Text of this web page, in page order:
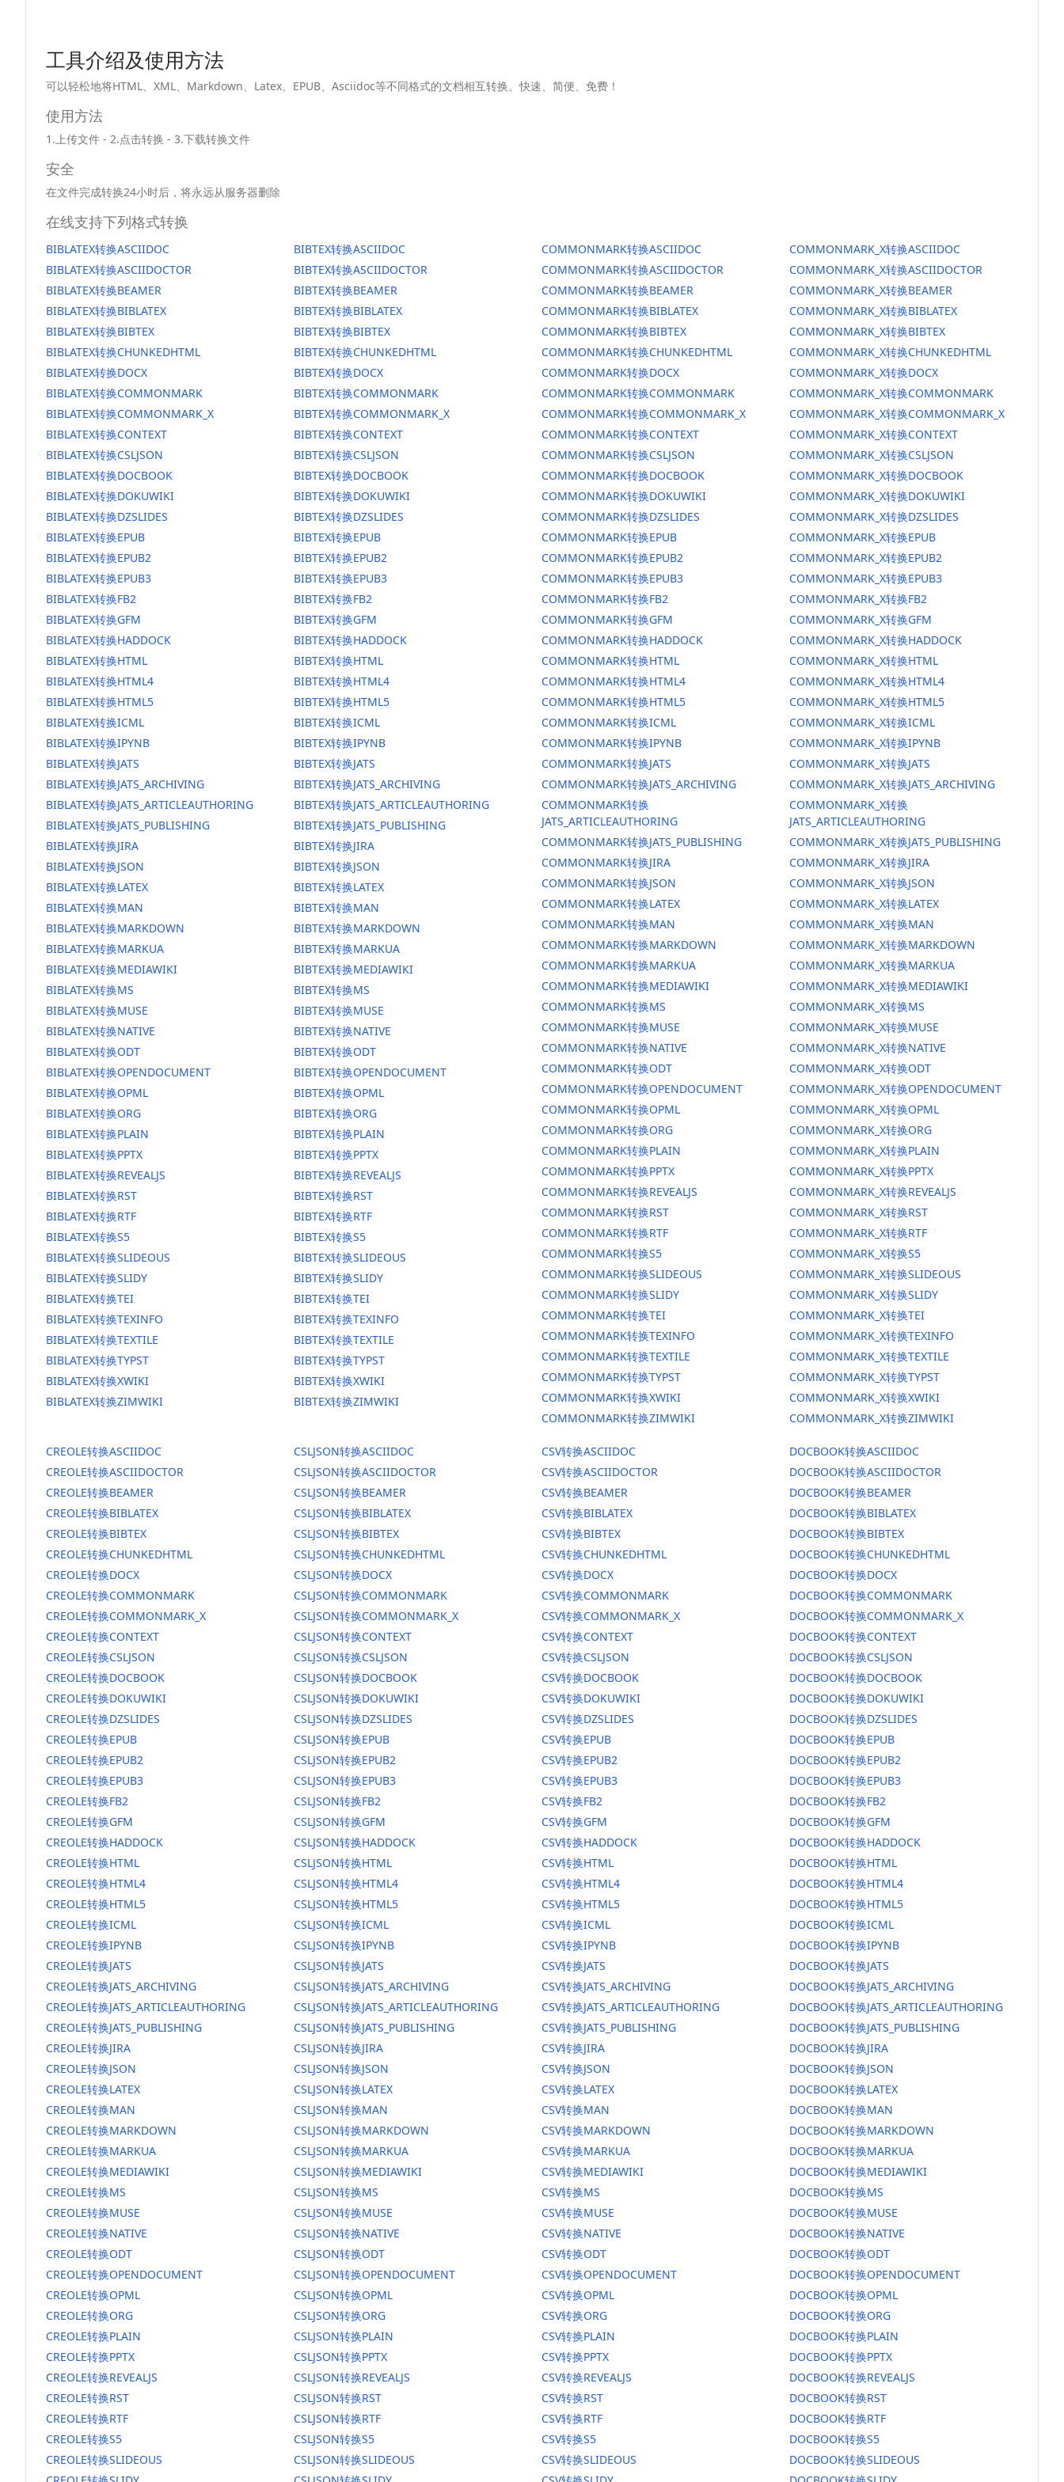
工具介绍及使用方法
可以轻松地将HTML、XML、Markdown、Latex、EPUB、Asciidoc等不同格式的文档相互转换。快速、简便、免费！
使用方法
1.上传文件 - 2.点击转换 - 3.下载转换文件
安全
在文件完成转换24小时后，将永远从服务器删除
在线支持下列格式转换
BIBLATEX转换ASCIIDOC
BIBLATEX转换ASCIIDOCTOR
BIBLATEX转换BEAMER
BIBLATEX转换BIBLATEX
BIBLATEX转换BIBTEX
BIBLATEX转换CHUNKEDHTML
BIBLATEX转换DOCX
BIBLATEX转换COMMONMARK
BIBLATEX转换COMMONMARK_X
BIBLATEX转换CONTEXT
BIBLATEX转换CSLJSON
BIBLATEX转换DOCBOOK
BIBLATEX转换DOKUWIKI
BIBLATEX转换DZSLIDES
BIBLATEX转换EPUB
BIBLATEX转换EPUB2
BIBLATEX转换EPUB3
BIBLATEX转换FB2
BIBLATEX转换GFM
BIBLATEX转换HADDOCK
BIBLATEX转换HTML
BIBLATEX转换HTML4
BIBLATEX转换HTML5
BIBLATEX转换ICML
BIBLATEX转换IPYNB
BIBLATEX转换JATS
BIBLATEX转换JATS_ARCHIVING
BIBLATEX转换JATS_ARTICLEAUTHORING
BIBLATEX转换JATS_PUBLISHING
BIBLATEX转换JIRA
BIBLATEX转换JSON
BIBLATEX转换LATEX
BIBLATEX转换MAN
BIBLATEX转换MARKDOWN
BIBLATEX转换MARKUA
BIBLATEX转换MEDIAWIKI
BIBLATEX转换MS
BIBLATEX转换MUSE
BIBLATEX转换NATIVE
BIBLATEX转换ODT
BIBLATEX转换OPENDOCUMENT
BIBLATEX转换OPML
BIBLATEX转换ORG
BIBLATEX转换PLAIN
BIBLATEX转换PPTX
BIBLATEX转换REVEALJS
BIBLATEX转换RST
BIBLATEX转换RTF
BIBLATEX转换S5
BIBLATEX转换SLIDEOUS
BIBLATEX转换SLIDY
BIBLATEX转换TEI
BIBLATEX转换TEXINFO
BIBLATEX转换TEXTILE
BIBLATEX转换TYPST
BIBLATEX转换XWIKI
BIBLATEX转换ZIMWIKI
BIBTEX转换ASCIIDOC
BIBTEX转换ASCIIDOCTOR
BIBTEX转换BEAMER
BIBTEX转换BIBLATEX
BIBTEX转换BIBTEX
BIBTEX转换CHUNKEDHTML
BIBTEX转换DOCX
BIBTEX转换COMMONMARK
BIBTEX转换COMMONMARK_X
BIBTEX转换CONTEXT
BIBTEX转换CSLJSON
BIBTEX转换DOCBOOK
BIBTEX转换DOKUWIKI
BIBTEX转换DZSLIDES
BIBTEX转换EPUB
BIBTEX转换EPUB2
BIBTEX转换EPUB3
BIBTEX转换FB2
BIBTEX转换GFM
BIBTEX转换HADDOCK
BIBTEX转换HTML
BIBTEX转换HTML4
BIBTEX转换HTML5
BIBTEX转换ICML
BIBTEX转换IPYNB
BIBTEX转换JATS
BIBTEX转换JATS_ARCHIVING
BIBTEX转换JATS_ARTICLEAUTHORING
BIBTEX转换JATS_PUBLISHING
BIBTEX转换JIRA
BIBTEX转换JSON
BIBTEX转换LATEX
BIBTEX转换MAN
BIBTEX转换MARKDOWN
BIBTEX转换MARKUA
BIBTEX转换MEDIAWIKI
BIBTEX转换MS
BIBTEX转换MUSE
BIBTEX转换NATIVE
BIBTEX转换ODT
BIBTEX转换OPENDOCUMENT
BIBTEX转换OPML
BIBTEX转换ORG
BIBTEX转换PLAIN
BIBTEX转换PPTX
BIBTEX转换REVEALJS
BIBTEX转换RST
BIBTEX转换RTF
BIBTEX转换S5
BIBTEX转换SLIDEOUS
BIBTEX转换SLIDY
BIBTEX转换TEI
BIBTEX转换TEXINFO
BIBTEX转换TEXTILE
BIBTEX转换TYPST
BIBTEX转换XWIKI
BIBTEX转换ZIMWIKI
COMMONMARK转换ASCIIDOC
COMMONMARK转换ASCIIDOCTOR
COMMONMARK转换BEAMER
COMMONMARK转换BIBLATEX
COMMONMARK转换BIBTEX
COMMONMARK转换CHUNKEDHTML
COMMONMARK转换DOCX
COMMONMARK转换COMMONMARK
COMMONMARK转换COMMONMARK_X
COMMONMARK转换CONTEXT
COMMONMARK转换CSLJSON
COMMONMARK转换DOCBOOK
COMMONMARK转换DOKUWIKI
COMMONMARK转换DZSLIDES
COMMONMARK转换EPUB
COMMONMARK转换EPUB2
COMMONMARK转换EPUB3
COMMONMARK转换FB2
COMMONMARK转换GFM
COMMONMARK转换HADDOCK
COMMONMARK转换HTML
COMMONMARK转换HTML4
COMMONMARK转换HTML5
COMMONMARK转换ICML
COMMONMARK转换IPYNB
COMMONMARK转换JATS
COMMONMARK转换JATS_ARCHIVING
COMMONMARK转换
JATS_ARTICLEAUTHORING
COMMONMARK转换JATS_PUBLISHING
COMMONMARK转换JIRA
COMMONMARK转换JSON
COMMONMARK转换LATEX
COMMONMARK转换MAN
COMMONMARK转换MARKDOWN
COMMONMARK转换MARKUA
COMMONMARK转换MEDIAWIKI
COMMONMARK转换MS
COMMONMARK转换MUSE
COMMONMARK转换NATIVE
COMMONMARK转换ODT
COMMONMARK转换OPENDOCUMENT
COMMONMARK转换OPML
COMMONMARK转换ORG
COMMONMARK转换PLAIN
COMMONMARK转换PPTX
COMMONMARK转换REVEALJS
COMMONMARK转换RST
COMMONMARK转换RTF
COMMONMARK转换S5
COMMONMARK转换SLIDEOUS
COMMONMARK转换SLIDY
COMMONMARK转换TEI
COMMONMARK转换TEXINFO
COMMONMARK转换TEXTILE
COMMONMARK转换TYPST
COMMONMARK转换XWIKI
COMMONMARK转换ZIMWIKI
COMMONMARK_X转换ASCIIDOC
COMMONMARK_X转换ASCIIDOCTOR
COMMONMARK_X转换BEAMER
COMMONMARK_X转换BIBLATEX
COMMONMARK_X转换BIBTEX
COMMONMARK_X转换CHUNKEDHTML
COMMONMARK_X转换DOCX
COMMONMARK_X转换COMMONMARK
COMMONMARK_X转换COMMONMARK_X
COMMONMARK_X转换CONTEXT
COMMONMARK_X转换CSLJSON
COMMONMARK_X转换DOCBOOK
COMMONMARK_X转换DOKUWIKI
COMMONMARK_X转换DZSLIDES
COMMONMARK_X转换EPUB
COMMONMARK_X转换EPUB2
COMMONMARK_X转换EPUB3
COMMONMARK_X转换FB2
COMMONMARK_X转换GFM
COMMONMARK_X转换HADDOCK
COMMONMARK_X转换HTML
COMMONMARK_X转换HTML4
COMMONMARK_X转换HTML5
COMMONMARK_X转换ICML
COMMONMARK_X转换IPYNB
COMMONMARK_X转换JATS
COMMONMARK_X转换JATS_ARCHIVING
COMMONMARK_X转换
JATS_ARTICLEAUTHORING
COMMONMARK_X转换JATS_PUBLISHING
COMMONMARK_X转换JIRA
COMMONMARK_X转换JSON
COMMONMARK_X转换LATEX
COMMONMARK_X转换MAN
COMMONMARK_X转换MARKDOWN
COMMONMARK_X转换MARKUA
COMMONMARK_X转换MEDIAWIKI
COMMONMARK_X转换MS
COMMONMARK_X转换MUSE
COMMONMARK_X转换NATIVE
COMMONMARK_X转换ODT
COMMONMARK_X转换OPENDOCUMENT
COMMONMARK_X转换OPML
COMMONMARK_X转换ORG
COMMONMARK_X转换PLAIN
COMMONMARK_X转换PPTX
COMMONMARK_X转换REVEALJS
COMMONMARK_X转换RST
COMMONMARK_X转换RTF
COMMONMARK_X转换S5
COMMONMARK_X转换SLIDEOUS
COMMONMARK_X转换SLIDY
COMMONMARK_X转换TEI
COMMONMARK_X转换TEXINFO
COMMONMARK_X转换TEXTILE
COMMONMARK_X转换TYPST
COMMONMARK_X转换XWIKI
COMMONMARK_X转换ZIMWIKI
CREOLE转换ASCIIDOC
CREOLE转换ASCIIDOCTOR
CREOLE转换BEAMER
CREOLE转换BIBLATEX
CREOLE转换BIBTEX
CREOLE转换CHUNKEDHTML
CREOLE转换DOCX
CREOLE转换COMMONMARK
CREOLE转换COMMONMARK_X
CREOLE转换CONTEXT
CREOLE转换CSLJSON
CREOLE转换DOCBOOK
CREOLE转换DOKUWIKI
CREOLE转换DZSLIDES
CREOLE转换EPUB
CREOLE转换EPUB2
CREOLE转换EPUB3
CREOLE转换FB2
CREOLE转换GFM
CREOLE转换HADDOCK
CREOLE转换HTML
CREOLE转换HTML4
CREOLE转换HTML5
CREOLE转换ICML
CREOLE转换IPYNB
CREOLE转换JATS
CREOLE转换JATS_ARCHIVING
CREOLE转换JATS_ARTICLEAUTHORING
CREOLE转换JATS_PUBLISHING
CREOLE转换JIRA
CREOLE转换JSON
CREOLE转换LATEX
CREOLE转换MAN
CREOLE转换MARKDOWN
CREOLE转换MARKUA
CREOLE转换MEDIAWIKI
CREOLE转换MS
CREOLE转换MUSE
CREOLE转换NATIVE
CREOLE转换ODT
CREOLE转换OPENDOCUMENT
CREOLE转换OPML
CREOLE转换ORG
CREOLE转换PLAIN
CREOLE转换PPTX
CREOLE转换REVEALJS
CREOLE转换RST
CREOLE转换RTF
CREOLE转换S5
CREOLE转换SLIDEOUS
CSLJSON转换ASCIIDOC
CSLJSON转换ASCIIDOCTOR
CSLJSON转换BEAMER
CSLJSON转换BIBLATEX
CSLJSON转换BIBTEX
CSLJSON转换CHUNKEDHTML
CSLJSON转换DOCX
CSLJSON转换COMMONMARK
CSLJSON转换COMMONMARK_X
CSLJSON转换CONTEXT
CSLJSON转换CSLJSON
CSLJSON转换DOCBOOK
CSLJSON转换DOKUWIKI
CSLJSON转换DZSLIDES
CSLJSON转换EPUB
CSLJSON转换EPUB2
CSLJSON转换EPUB3
CSLJSON转换FB2
CSLJSON转换GFM
CSLJSON转换HADDOCK
CSLJSON转换HTML
CSLJSON转换HTML4
CSLJSON转换HTML5
CSLJSON转换ICML
CSLJSON转换IPYNB
CSLJSON转换JATS
CSLJSON转换JATS_ARCHIVING
CSLJSON转换JATS_ARTICLEAUTHORING
CSLJSON转换JATS_PUBLISHING
CSLJSON转换JIRA
CSLJSON转换JSON
CSLJSON转换LATEX
CSLJSON转换MAN
CSLJSON转换MARKDOWN
CSLJSON转换MARKUA
CSLJSON转换MEDIAWIKI
CSLJSON转换MS
CSLJSON转换MUSE
CSLJSON转换NATIVE
CSLJSON转换ODT
CSLJSON转换OPENDOCUMENT
CSLJSON转换OPML
CSLJSON转换ORG
CSLJSON转换PLAIN
CSLJSON转换PPTX
CSLJSON转换REVEALJS
CSLJSON转换RST
CSLJSON转换RTF
CSLJSON转换S5
CSLJSON转换SLIDEOUS
CSV转换ASCIIDOC
CSV转换ASCIIDOCTOR
CSV转换BEAMER
CSV转换BIBLATEX
CSV转换BIBTEX
CSV转换CHUNKEDHTML
CSV转换DOCX
CSV转换COMMONMARK
CSV转换COMMONMARK_X
CSV转换CONTEXT
CSV转换CSLJSON
CSV转换DOCBOOK
CSV转换DOKUWIKI
CSV转换DZSLIDES
CSV转换EPUB
CSV转换EPUB2
CSV转换EPUB3
CSV转换FB2
CSV转换GFM
CSV转换HADDOCK
CSV转换HTML
CSV转换HTML4
CSV转换HTML5
CSV转换ICML
CSV转换IPYNB
CSV转换JATS
CSV转换JATS_ARCHIVING
CSV转换JATS_ARTICLEAUTHORING
CSV转换JATS_PUBLISHING
CSV转换JIRA
CSV转换JSON
CSV转换LATEX
CSV转换MAN
CSV转换MARKDOWN
CSV转换MARKUA
CSV转换MEDIAWIKI
CSV转换MS
CSV转换MUSE
CSV转换NATIVE
CSV转换ODT
CSV转换OPENDOCUMENT
CSV转换OPML
CSV转换ORG
CSV转换PLAIN
CSV转换PPTX
CSV转换REVEALJS
CSV转换RST
CSV转换RTF
CSV转换S5
CSV转换SLIDEOUS
DOCBOOK转换ASCIIDOC
DOCBOOK转换ASCIIDOCTOR
DOCBOOK转换BEAMER
DOCBOOK转换BIBLATEX
DOCBOOK转换BIBTEX
DOCBOOK转换CHUNKEDHTML
DOCBOOK转换DOCX
DOCBOOK转换COMMONMARK
DOCBOOK转换COMMONMARK_X
DOCBOOK转换CONTEXT
DOCBOOK转换CSLJSON
DOCBOOK转换DOCBOOK
DOCBOOK转换DOKUWIKI
DOCBOOK转换DZSLIDES
DOCBOOK转换EPUB
DOCBOOK转换EPUB2
DOCBOOK转换EPUB3
DOCBOOK转换FB2
DOCBOOK转换GFM
DOCBOOK转换HADDOCK
DOCBOOK转换HTML
DOCBOOK转换HTML4
DOCBOOK转换HTML5
DOCBOOK转换ICML
DOCBOOK转换IPYNB
DOCBOOK转换JATS
DOCBOOK转换JATS_ARCHIVING
DOCBOOK转换JATS_ARTICLEAUTHORING
DOCBOOK转换JATS_PUBLISHING
DOCBOOK转换JIRA
DOCBOOK转换JSON
DOCBOOK转换LATEX
DOCBOOK转换MAN
DOCBOOK转换MARKDOWN
DOCBOOK转换MARKUA
DOCBOOK转换MEDIAWIKI
DOCBOOK转换MS
DOCBOOK转换MUSE
DOCBOOK转换NATIVE
DOCBOOK转换ODT
DOCBOOK转换OPENDOCUMENT
DOCBOOK转换OPML
DOCBOOK转换ORG
DOCBOOK转换PLAIN
DOCBOOK转换PPTX
DOCBOOK转换REVEALJS
DOCBOOK转换RST
DOCBOOK转换RTF
DOCBOOK转换S5
DOCBOOK转换SLIDEOUS